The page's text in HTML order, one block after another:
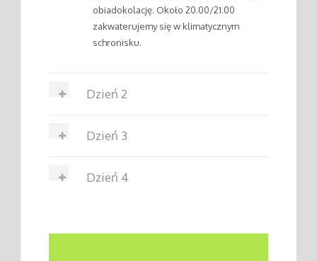
obiadokolację. Około 20.00/21.00
zakwaterujemy się w klimatycznym
schronisku.
Dzień 2
Dzień 3
Dzień 4